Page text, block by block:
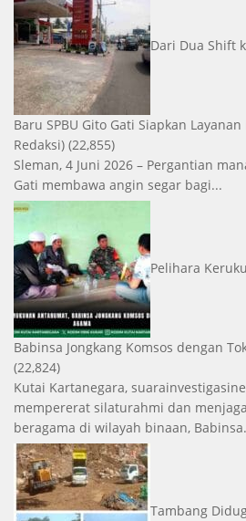
Dari Dua Shift
Baru SPBU Gito Gati Siapkan
Redaksi) (22,855)
Sleman, 4 Juni 2026 – Pergantian
Gati membawa angin segar bagi...
Pelihara
Babinsa Jongkang Komsos dengan
(22,824)
Kutai Kartanegara,
mempererat silaturahmi dan
beragama di wilayah binaan,
Tambang